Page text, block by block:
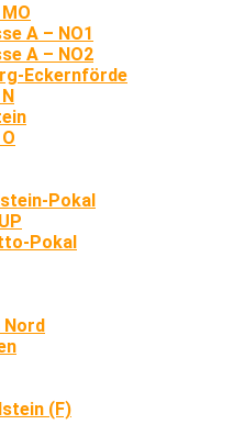
A – NO1
A – NO2
Eckernförde
Pokal
Pokal
Nord
(F)